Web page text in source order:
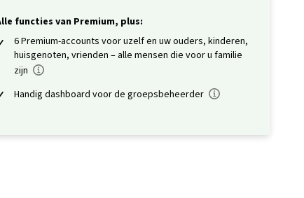
functies van Premium, plus:
6 Premium-accounts voor uzelf en uw ouders, kinderen,
huisgenoten, vrienden – alle mensen die voor u familie
zijn
Handig dashboard voor de groepsbeheerder